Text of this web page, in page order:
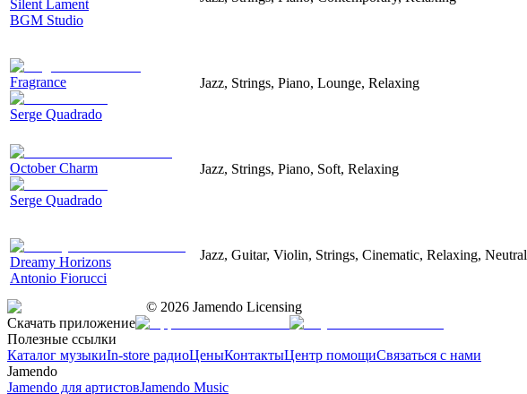
Silent Lament
BGM Studio
Fragrance
Serge Quadrado
Jazz, Strings, Piano, Lounge, Relaxing
October Charm
Serge Quadrado
Jazz, Strings, Piano, Soft, Relaxing
Dreamy Horizons
Antonio Fiorucci
Jazz, Guitar, Violin, Strings, Cinematic, Relaxing, Neutral
© 2026 Jamendo Licensing
Скачать приложение
Полезные ссылки
Каталог музыкиIn-store радиоЦеныКонтактыЦентр помощиСвязаться с нами
Jamendo
Jamendo для артистовJamendo Music